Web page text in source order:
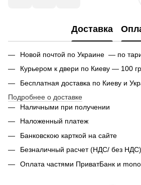
Доставка
Новой почтой по Украине — по
Курьером к двери по Киеву — 100
Бесплатная доставка по Киеву и
Подробнее о доставке
Наличными при получении
Наложенный платеж
Банковскою карткой на сайте
Безналичный расчет (НДС/ без НДС)
Оплата частями ПриватБанк и